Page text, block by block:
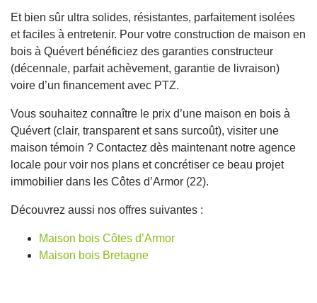
Et bien sûr ultra solides, résistantes, parfaitement isolées
et faciles à entretenir. Pour votre construction de maison en
bois à Quévert bénéficiez des garanties constructeur
(décennale, parfait achèvement, garantie de livraison)
voire d’un financement avec PTZ.
Vous souhaitez connaître le prix d’une maison en bois à
Quévert (clair, transparent et sans surcoût), visiter une
maison témoin ? Contactez dès maintenant notre agence
locale pour voir nos plans et concrétiser ce beau projet
immobilier dans les Côtes d’Armor (22).
Découvrez aussi nos offres suivantes :
Maison bois Côtes d’Armor
Maison bois Bretagne